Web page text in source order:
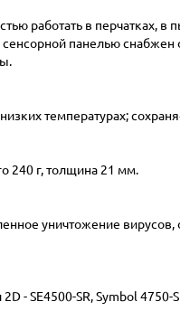
работать в перчатках,
сенсорной панелью
температурах;
240 г, толщина 21 мм.
уничтожение
SE4500-SR, Symbol